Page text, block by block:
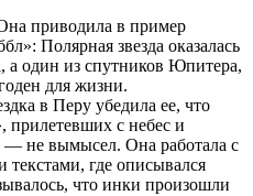
приводила в пример
Полярная звезда оказалась
а один из спутников Юпитера,
для жизни.
в Перу убедила ее, что
прилетевших с небес и
не вымысел. Она работала с
текстами, где описывался
что инки произошли